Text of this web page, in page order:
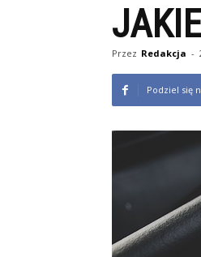
Przez Redakcja -
Podziel się